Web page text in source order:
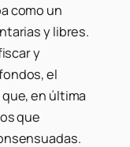
como un
y libres.
y
el
en última
que